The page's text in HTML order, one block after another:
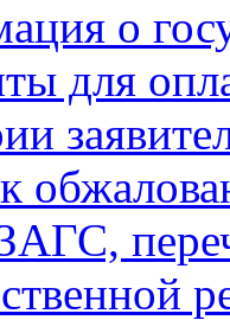
о
для